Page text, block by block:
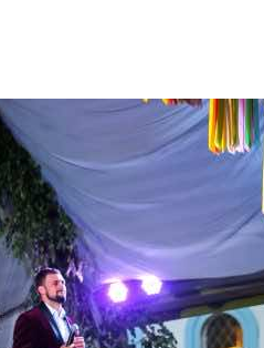
Кубанской
епархии